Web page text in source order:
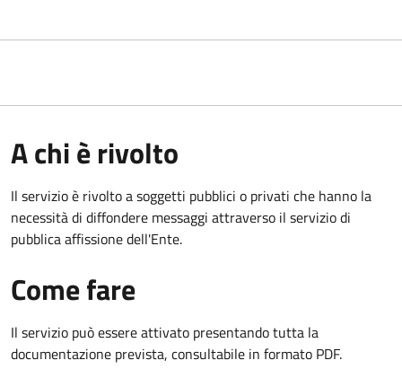
A chi è rivolto
Il servizio è rivolto a soggetti pubblici o privati che hanno la
necessità di diffondere messaggi attraverso il servizio di
pubblica affissione dell'Ente.
Come fare
Il servizio può essere attivato presentando tutta la
documentazione prevista, consultabile in formato PDF.